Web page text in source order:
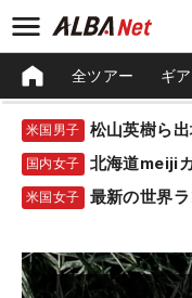
全ツアー ギア
米国男子 松山英樹ら
国内女子 北海道meiji
米国女子 最新の世界